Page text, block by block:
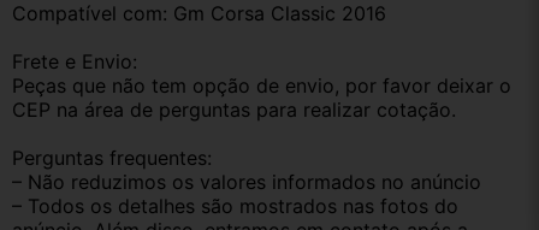
Compatível com: Gm Corsa Classic 2016
Frete e Envio:
Peças que não tem opção de envio, por favor deixar o
CEP na área de perguntas para realizar cotação.
Perguntas frequentes:
– Não reduzimos os valores informados no anúncio
– Todos os detalhes são mostrados nas fotos do